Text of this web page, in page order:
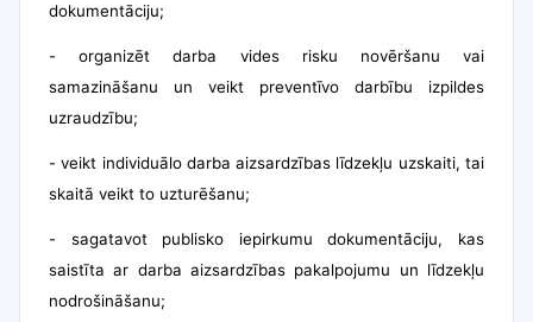
dokumentāciju;
-
organizēt darba vides risku novēršanu vai
samazināšanu un veikt preventīvo darbību izpildes
uzraudzību;
- veikt individuālo darba aizsardzības līdzekļu uzskaiti, tai
skaitā veikt to uzturēšanu;
- sagatavot publisko iepirkumu dokumentāciju, kas
saistīta ar darba aizsardzības pakalpojumu un līdzekļu
nodrošināšanu;